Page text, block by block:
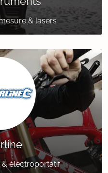
& lasers
électroportatif